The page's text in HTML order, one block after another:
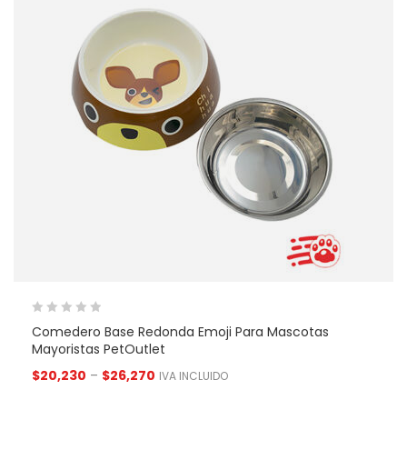
Comedero Base Redonda Emoji Para Mascotas
Mayoristas PetOutlet
$20,230 – $26,270 IVA INCLUIDO